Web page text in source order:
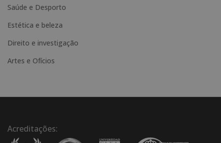
Saúde e Desporto
Estética e beleza
Direito e investigação
Artes e Ofícios
Acreditações: